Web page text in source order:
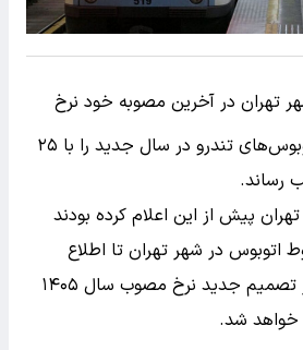
تهران در آخرین مصوبه خود نرخ
کرایه مترو و خطوط اتوبوس‌های تندرو در سال جدید را با ۲۵
رساند.
پیش از این اعلام کرده بودند
اتوبوس‌ در شهر تهران تا اطلاع
ثانوی رایگان است و در تصمیم جدید نرخ مصوب سال ۱۴۰۵